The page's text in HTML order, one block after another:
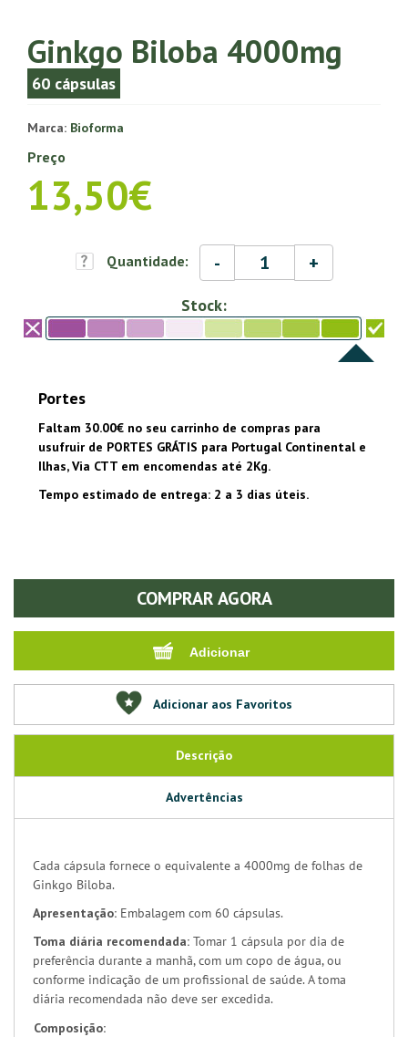
Ginkgo Biloba 4000mg
60 cápsulas
Marca: Bioforma
Preço
13,50€
Quantidade: - +
Stock:
Portes
Faltam 30.00€ no seu carrinho de compras para
usufruir de PORTES GRÁTIS para Portugal Continental e
Ilhas, Via CTT em encomendas até 2Kg.
Tempo estimado de entrega: 2 a 3 dias úteis.
COMPRAR AGORA
Adicionar aos Favoritos
Descrição
Advertências
Cada cápsula fornece o equivalente a 4000mg de folhas de
Ginkgo Biloba.
Apresentação: Embalagem com 60 cápsulas.
Toma diária recomendada: Tomar 1 cápsula por dia de
preferência durante a manhã, com um copo de água, ou
conforme indicação de um profissional de saúde. A toma
diária recomendada não deve ser excedida.
Composição: